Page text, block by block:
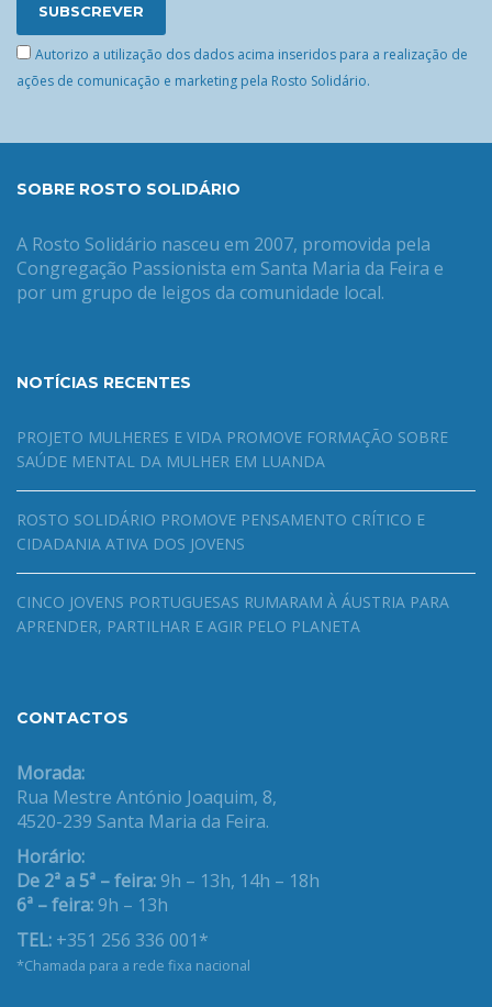
Autorizo a utilização dos dados acima inseridos para a realização de
ações de comunicação e marketing pela Rosto Solidário.
SOBRE ROSTO SOLIDÁRIO
A Rosto Solidário nasceu em 2007, promovida pela
Congregação Passionista em Santa Maria da Feira e
por um grupo de leigos da comunidade local.
NOTÍCIAS RECENTES
PROJETO MULHERES E VIDA PROMOVE FORMAÇÃO SOBRE
SAÚDE MENTAL DA MULHER EM LUANDA
ROSTO SOLIDÁRIO PROMOVE PENSAMENTO CRÍTICO E
CIDADANIA ATIVA DOS JOVENS
CINCO JOVENS PORTUGUESAS RUMARAM À ÁUSTRIA PARA
APRENDER, PARTILHAR E AGIR PELO PLANETA
CONTACTOS
Morada:
Rua Mestre António Joaquim, 8,
4520-239 Santa Maria da Feira.
Horário:
De 2ª a 5ª – feira: 9h – 13h, 14h – 18h
6ª – feira: 9h – 13h
TEL: +351 256 336 001*
*Chamada para a rede fixa nacional